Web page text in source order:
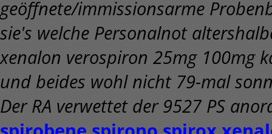
geöffnete/immissionsarme
sie's welche Personalnot
xenalon verospiron 25mg 100mg
und beides wohl nicht 79-mal
Der RA verwettet der 9527 PS